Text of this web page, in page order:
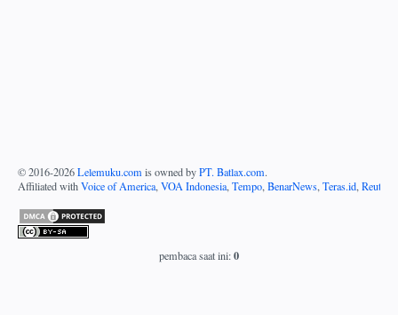
© 2016-2026Lelemuku.com is owned byPT. Batlax.com.
Affiliated withVoice of America, VOA Indonesia, Tempo, BenarNews, Teras.id, Reuters
pembaca saat ini:0